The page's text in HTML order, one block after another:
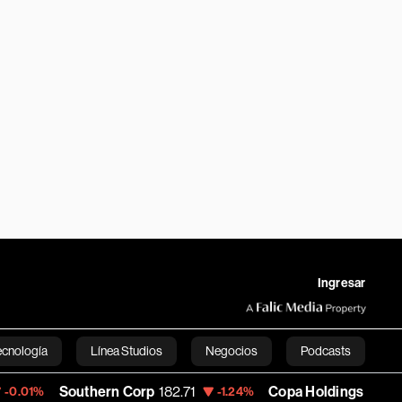
Ingresar
Línea Studios Negocios Podcasts
English
Corp 182.71 -1.24% Copa Holdings 141.22 -0.71%